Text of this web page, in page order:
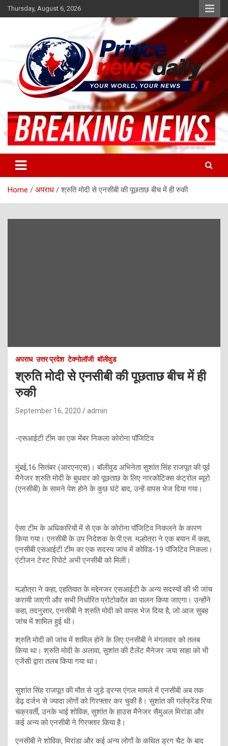
Skip
to
Thursday, August 6, 2026
Princenews Daily
Home अपराध श्रुति मोदी से एनसीबी की पूछताछ बीच में ही रुकी
अपराध उत्तर प्रदेश टेक्नोलॉजी बॉलीवुड
श्रुति मोदी से एनसीबी की पूछताछ बीच में ही
रुकी
September 16, 2020 admin
-एसआईटी टीम का एक मेंबर निकला कोरोना पॉजिटिव
मुंबई,16 सितंबर (आरएनएस)। बॉलीवुड अभिनेता सुशांत सिंह राजपूत की पूर्व
मैनेजर श्रुति मोदी के बुधवार को पूछताछ के लिए नारकोटिक्स कंट्रोल ब्यूरो
(एनसीबी) के सामने पेश होने के कुछ घंटे बाद, उन्हें वापस भेज दिया गया।
ऐसा टीम के अधिकारियों में से एक के कोरोना पॉजिटिव निकलने के कारण
किया गया। एनसीबी के उप निदेशक के.पी.एस. मल्होत्रा ने एक बयान में कहा,
एनसीबी एसआईटी टीम का एक सदस्य जांच में कोविड-19 पॉजिटिव निकला।
एंटीजन टेस्ट रिपोर्ट अभी एनसीबी को मिली।
मल्होत्रा ने कहा, एहतियात के मद्देनजर एसआईटी के अन्य सदस्यों की भी जांच
करायी जाएगी और सभी निर्धारित प्रोटोकॉल का पालन किया जाएगा। उन्होंने
कहा, तदनुसार, एनसीबी ने श्रुति मोदी को वापस भेज दिया है, जो आज सुबह
जांच में शामिल हुई थी।
श्रुति मोदी को जांच में शामिल होने के लिए एनसीबी ने मंगलवार को तलब
किया था। श्रुति मोदी के अलावा, सुशांत की टैलेंट मैनेजर जया साहा को भी
एजेंसी द्वारा तलब किया गया था।
सुशांत सिंह राजपूत की मौत से जुड़े ड्रग्स एंगल मामले में एनसीबी अब तक
डेढ़ दर्जन से ज्यादा लोगों को गिरफ्तार कर चुकी है। सुशांत की गर्लफ्रेंड रिया
चक्रवर्ती, उनके भाई शोविक, सुशांत के हाउस मैनेजर सैमुअल मिरांडा और
कई अन्य को एनसीबी ने गिरफ्तार किया है।
एनसीबी ने शोविक, मिरांडा और कई अन्य लोगों के कथित ड्रग चैट के बाद